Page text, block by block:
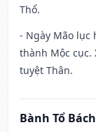
Thổ.
- Ngày Mão lục
thành Mộc cục.
tuyệt Thân.
Bành Tổ